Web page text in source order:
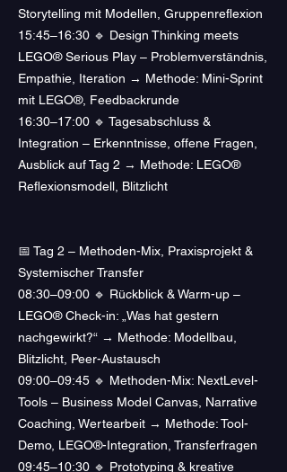
Storytelling mit Modellen, Gruppenreflexion
15:45–16:30 🔹 Design Thinking meets
LEGO® Serious Play – Problemverständnis,
Empathie, Iteration → Methode: Mini-Sprint
mit LEGO®, Feedbackrunde
16:30–17:00 🔹 Tagesabschluss &
Integration – Erkenntnisse, offene Fragen,
Ausblick auf Tag 2 → Methode: LEGO®
Reflexionsmodell, Blitzlicht
📅 Tag 2 – Methoden-Mix, Praxisprojekt &
Systemischer Transfer
08:30–09:00 🔹 Rückblick & Warm-up –
LEGO® Check-in: „Was hat gestern
nachgewirkt?“ → Methode: Modellbau,
Blitzlicht, Peer-Austausch
09:00–09:45 🔹 Methoden-Mix: NextLevel-
Tools – Business Model Canvas, Narrative
Coaching, Wertearbeit → Methode: Tool-
Demo, LEGO®-Integration, Transferfragen
09:45–10:30 🔹 Prototyping & kreative